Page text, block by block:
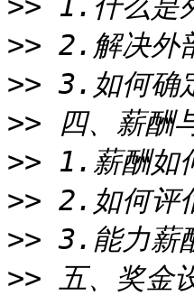
>>
>>
>>
>>
>>
>>
>>
>>